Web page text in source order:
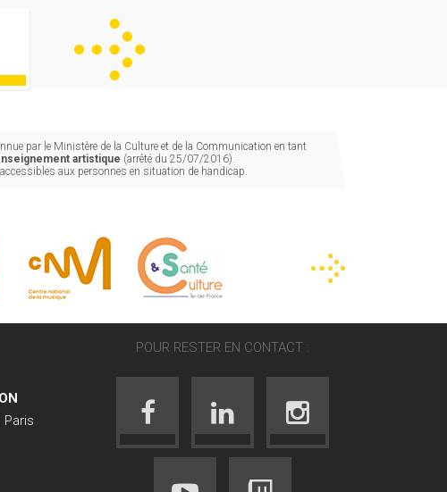
par le Ministère de la Culture et de la Communication en tant
artistique (arrêté du 25/07/2016).
aux personnes en situation de handicap.
Paris
POUR RESTER EN CONTACT :